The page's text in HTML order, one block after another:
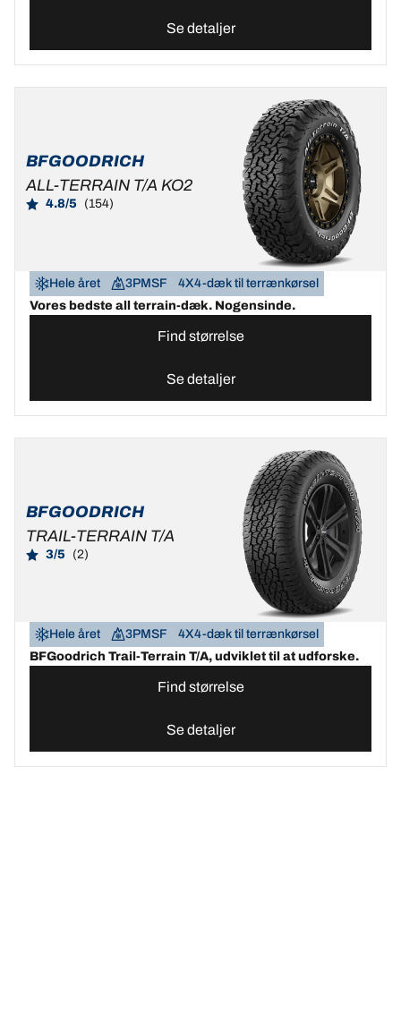
Se detaljer
BFGOODRICH
ALL-TERRAIN T/A KO2
4.8/5 (154)
Hele året 3PMSF
4X4-dæk til terrænkørsel
Vores bedste all terrain-dæk. Nogensinde.
Find størrelse
Se detaljer
BFGOODRICH
TRAIL-TERRAIN T/A
3/5 (2)
Hele året 3PMSF
4X4-dæk til terrænkørsel
BFGoodrich Trail-Terrain T/A, udviklet til at udforske.
Find størrelse
Se detaljer